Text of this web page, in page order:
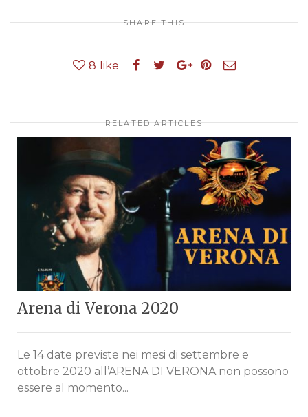
SHARE THIS
8 like
RELATED ARTICLES
Arena di Verona 2020
Le 14 date previste nei mesi di settembre e
ottobre 2020 all’ARENA DI VERONA non possono
essere al momento...